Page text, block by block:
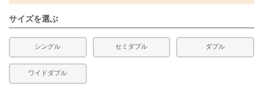
サイズを選ぶ
シングル セミダブル ダブル
ワイドダブル